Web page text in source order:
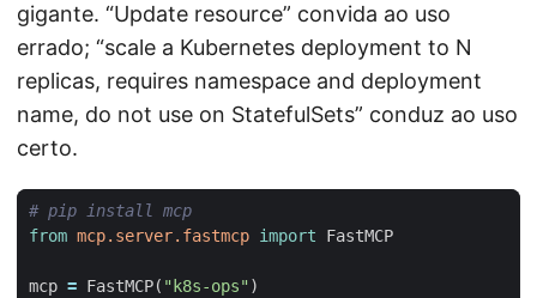
gigante. “Update resource” convida ao uso
errado; “scale a Kubernetes deployment to N
replicas, requires namespace and deployment
name, do not use on StatefulSets” conduz ao uso
certo.
# pip install mcp
from mcp.server.fastmcp import FastMCP
mcp = FastMCP( "k8s-ops")